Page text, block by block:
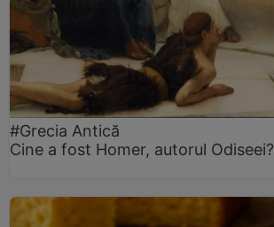
#Grecia Antică
Cine a fost Homer, autorul Odiseei?